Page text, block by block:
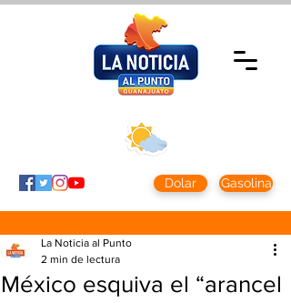
Dolar Gasolina
México esquiva el “arancel
La Noticia al Punto
2 min de lectura